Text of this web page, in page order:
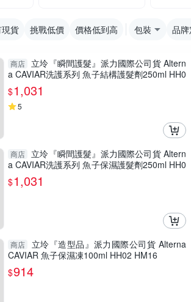
貨 挑戰低價 價格低到高 包裝 品
商店
立坽『瞬間護髮』派力國際公司貨 Altern
a CAVIAR洗護系列 魚子結構護髮劑250ml HH0
7
$1,031
5
商店
立坽『瞬間護髮』派力國際公司貨 Altern
a CAVIAR洗護系列 魚子保濕護髮劑250ml HH0
6
$1,031
商店
立坽『造型品』派力國際公司貨 Alterna
CAVIAR 魚子保濕凍100ml HH02 HM16
$914